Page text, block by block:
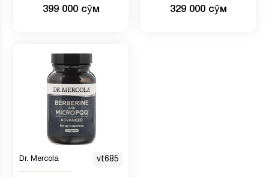
399 000 сӯм 329 000 сӯм
Dr. Mercola vt685